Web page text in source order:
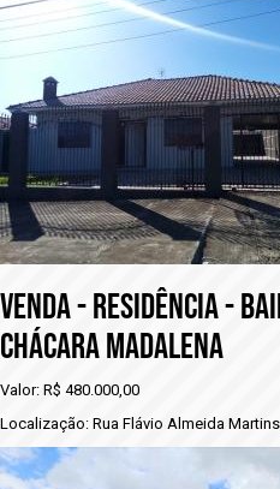
vENDA - RESIDÊNCIA -
CHÁCARA MADALENA
Valor: R$ 480.000,00
Localização: Rua Flávio Almeida